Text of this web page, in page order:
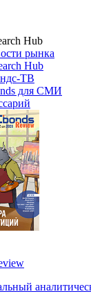
Hub
рынка
Hub
ТВ
для СМИ